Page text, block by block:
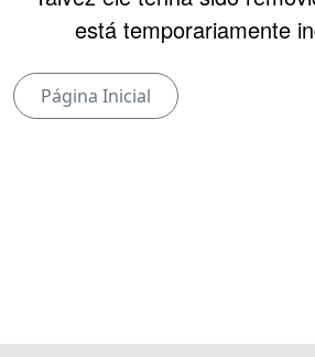
está temporariamente
Página Inicial